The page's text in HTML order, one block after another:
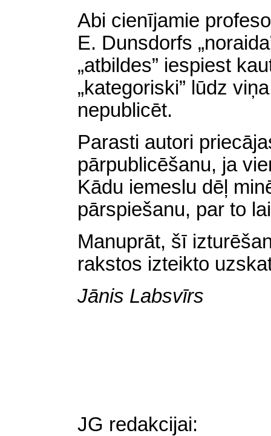
Abi cienījamie
E. Dunsdorfs
„atbildes” iespiest
„kategoriski” lūdz
nepublicēt.
Parasti autori
pārpublicēšanu, ja
Kādu iemeslu dēļ
pārspiešanu, par to
Manuprāt, šī
rakstos izteikto
Jānis Labsvīrs
JG redakcijai: